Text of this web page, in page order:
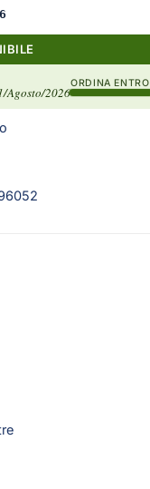
Agosto/2026
ORDINA ENTRO